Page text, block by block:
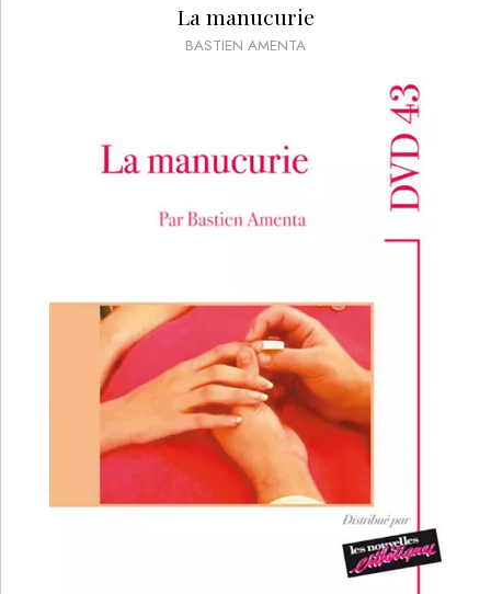
La manucurie
BASTIEN AMENTA